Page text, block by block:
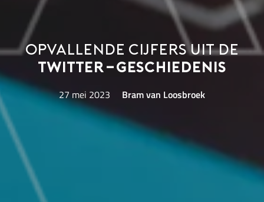
Opvallende cijfers uit de
Twitter-geschiedenis
27 mei 2023 Bram van Loosbroek